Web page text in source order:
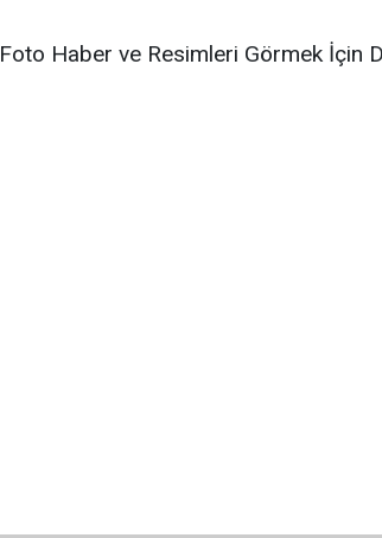
Foto Haber ve Resimleri Görmek İçin